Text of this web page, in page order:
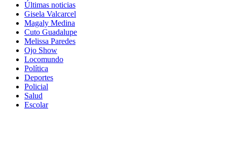
Últimas noticias
Gisela Valcarcel
Magaly Medina
Cuto Guadalupe
Melissa Paredes
Ojo Show
Locomundo
Política
Deportes
Policial
Salud
Escolar